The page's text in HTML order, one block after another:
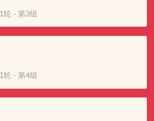
轮 - 第3组
轮 - 第4组